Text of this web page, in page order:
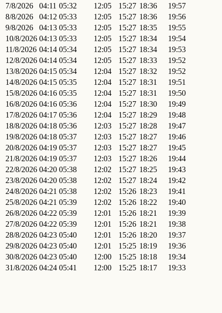
7/8/2026
04:11 05:32 12:05 15:27 18:36
19:57
8/8/2026
04:12 05:33 12:05 15:27 18:36
19:56
9/8/2026
04:13 05:33 12:05 15:27 18:35
19:55
10/8/2026 04:13 05:33 12:05 15:27 18:34
19:54
11/8/2026 04:14 05:34 12:05 15:27 18:34
19:53
12/8/2026 04:14 05:34 12:05 15:27 18:33
19:52
13/8/2026 04:15 05:34 12:04 15:27 18:32
19:52
14/8/2026 04:15 05:35 12:04 15:27 18:31
19:51
15/8/2026 04:16 05:35 12:04 15:27 18:31
19:50
16/8/2026 04:16 05:36 12:04 15:27 18:30
19:49
17/8/2026 04:17 05:36 12:04 15:27 18:29
19:48
18/8/2026 04:18 05:36 12:03 15:27 18:28
19:47
19/8/2026 04:18 05:37 12:03 15:27 18:27
19:46
20/8/2026 04:19 05:37 12:03 15:27 18:27
19:45
21/8/2026 04:19 05:37 12:03 15:27 18:26
19:44
22/8/2026 04:20 05:38 12:02 15:27 18:25
19:43
23/8/2026 04:20 05:38 12:02 15:27 18:24
19:42
24/8/2026 04:21 05:38 12:02 15:26 18:23
19:41
25/8/2026 04:21 05:39 12:02 15:26 18:22
19:40
26/8/2026 04:22 05:39 12:01 15:26 18:21
19:39
27/8/2026 04:22 05:39 12:01 15:26 18:21
19:38
28/8/2026 04:23 05:40 12:01 15:26 18:20
19:37
29/8/2026 04:23 05:40 12:01 15:25 18:19
19:36
30/8/2026 04:23 05:40 12:00 15:25 18:18
19:34
31/8/2026 04:24 05:41 12:00 15:25 18:17 19:33